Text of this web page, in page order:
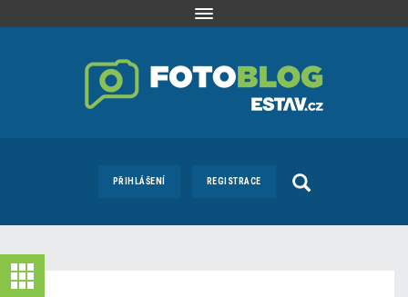
Toggle
PŘIHLÁŠENÍ REGISTRACE